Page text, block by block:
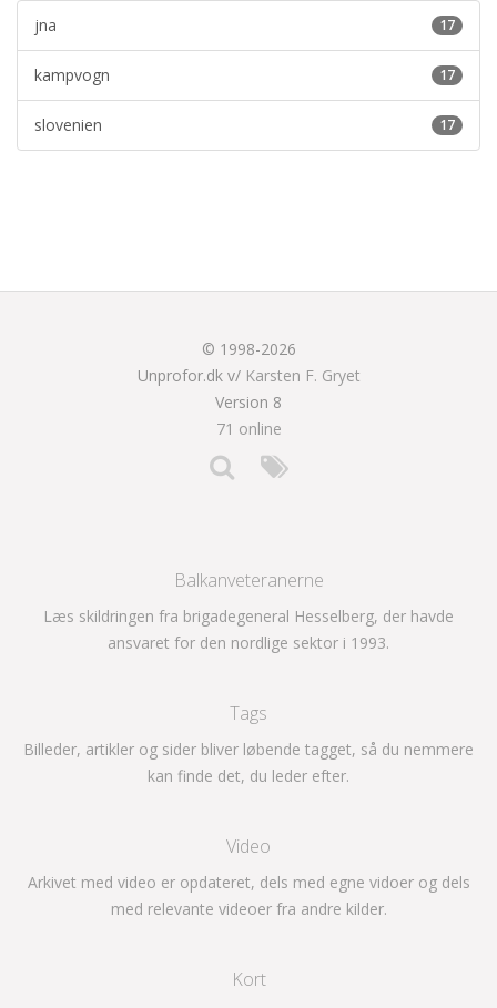
17
jna
17
kampvogn
17
slovenien
© 1998-2026
Unprofor.dk v/ Karsten F. Gryet
Version 8
71 online
Balkanveteranerne
Læs skildringen fra brigadegeneral Hesselberg, der havde
ansvaret for den nordlige sektor i 1993.
Tags
Billeder, artikler og sider bliver løbende tagget, så du nemmere
kan finde det, du leder efter.
Video
Arkivet med video er opdateret, dels med egne vidoer og dels
med relevante videoer fra andre kilder.
Kort